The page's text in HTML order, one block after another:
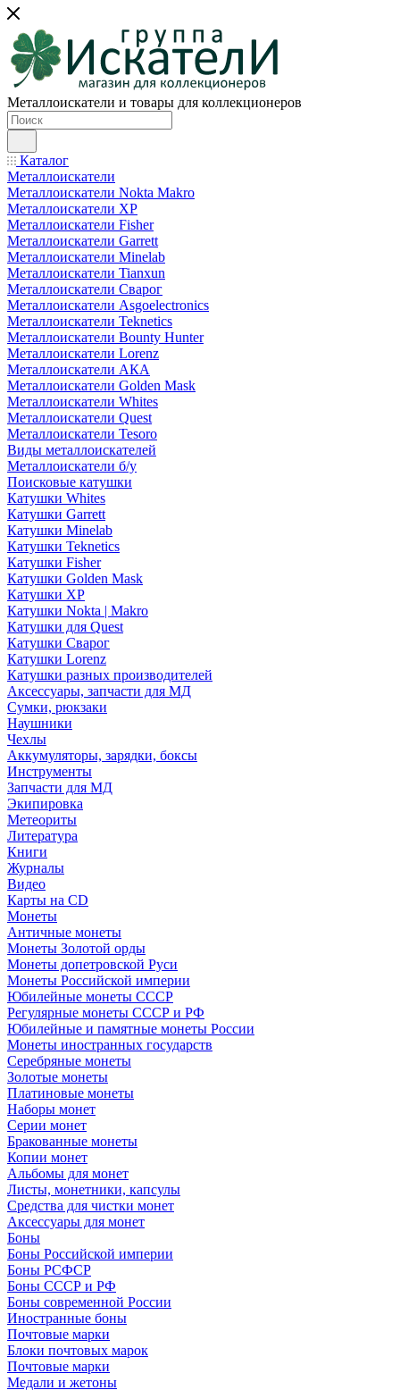
Металлоискатели и товары для коллекционеров
Каталог
Металлоискатели
Металлоискатели Nokta Makro
Металлоискатели XP
Металлоискатели Fisher
Металлоискатели Garrett
Металлоискатели Minelab
Металлоискатели Tianxun
Металлоискатели Сварог
Металлоискатели Asgoelectronics
Металлоискатели Teknetics
Металлоискатели Bounty Hunter
Металлоискатели Lorenz
Металлоискатели АКА
Металлоискатели Golden Mask
Металлоискатели Whites
Металлоискатели Quest
Металлоискатели Tesoro
Виды металлоискателей
Металлоискатели б/у
Поисковые катушки
Катушки Whites
Катушки Garrett
Катушки Minelab
Катушки Teknetics
Катушки Fisher
Катушки Golden Mask
Катушки XP
Катушки Nokta | Makro
Катушки для Quest
Катушки Сварог
Катушки Lorenz
Катушки разных производителей
Аксессуары, запчасти для МД
Сумки, рюкзаки
Наушники
Чехлы
Аккумуляторы, зарядки, боксы
Инструменты
Запчасти для МД
Экипировка
Метеориты
Литература
Книги
Журналы
Видео
Карты на CD
Монеты
Античные монеты
Монеты Золотой орды
Монеты допетровской Руси
Монеты Российской империи
Юбилейные монеты СССР
Регулярные монеты СССР и РФ
Юбилейные и памятные монеты России
Монеты иностранных государств
Серебряные монеты
Золотые монеты
Платиновые монеты
Наборы монет
Серии монет
Бракованные монеты
Копии монет
Альбомы для монет
Листы, монетники, капсулы
Средства для чистки монет
Аксессуары для монет
Боны
Боны Российской империи
Боны РСФСР
Боны СССР и РФ
Боны современной России
Иностранные боны
Почтовые марки
Блоки почтовых марок
Почтовые марки
Медали и жетоны